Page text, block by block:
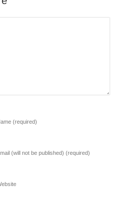
(required)
(will not be published) (required)